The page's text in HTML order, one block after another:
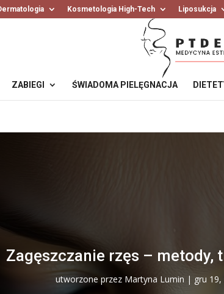
Kosmetologia High-Tech Liposukcja
ZABIEGI ŚWIADOMA PIELĘGNACJA
Zagęszczanie rzęs – metody,
utworzone przez Martyna Lumin | gru